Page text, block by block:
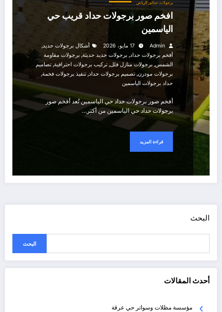
برجولات حدائق الرياض
افخم صور برجولات حداد قريب حي
الياسمين
Admin 17 مايو، 2026 أشكال برجولات حديد,
أفخم برجولات حداد, برجولات حديد حديثة, برجولات مقاومة
الشمس, برجولات منازل فلل, تركيب برجولات احترافية, تصاميم
برجولات مودرن, تصميم برجولات حداد, تنفيذ برجولات فخمة,
حداد برجولات الياسمين
أفخم صور برجولات حداد حي الياسمين تُعد أفخم صور
برجولات حداد حي الياسمين من أكثر…
قراءة المزيد
البحث
البحث
أحدث المقالات
مؤسسة مظلات وسواتر حي عرقة